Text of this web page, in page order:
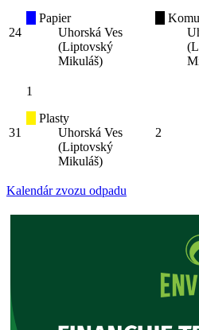
24
Papier
Uhorská Ves
(Liptovský
Mikuláš)
31
1
Plasty
Uhorská Ves
(Liptovský
Mikuláš)
2
Kalendár zvozu odpadu